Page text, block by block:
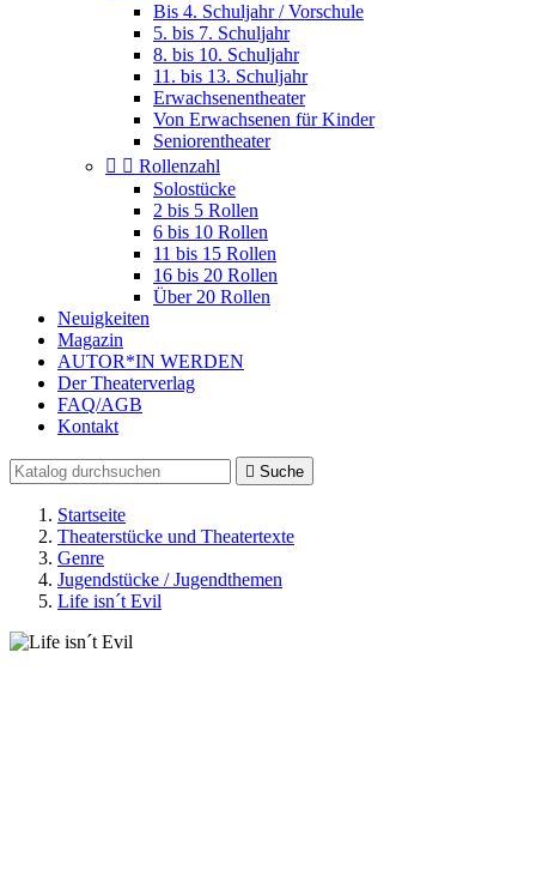
Bis 4. Schuljahr / Vorschule
5. bis 7. Schuljahr
8. bis 10. Schuljahr
11. bis 13. Schuljahr
Erwachsenentheater
Von Erwachsenen für Kinder
Seniorentheater
  Rollenzahl
Solostücke
2 bis 5 Rollen
6 bis 10 Rollen
11 bis 15 Rollen
16 bis 20 Rollen
Über 20 Rollen
Neuigkeiten
Magazin
AUTOR*IN WERDEN
Der Theaterverlag
FAQ/AGB
Kontakt
 Suche
Startseite
Theaterstücke und Theatertexte
Genre
Jugendstücke / Jugendthemen
Life isn´t Evil